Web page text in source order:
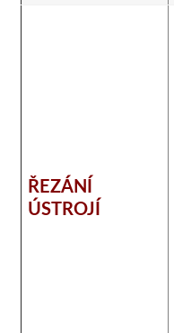
ŘEZÁNÍ
ÚSTROJÍ